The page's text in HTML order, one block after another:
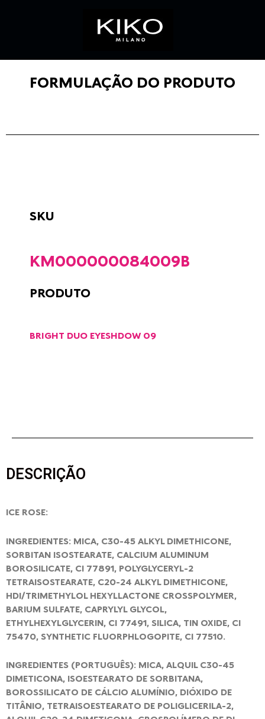
FORMULAÇÃO DO PRODUTO
SKU
KM000000084009B
PRODUTO
BRIGHT DUO EYESHDOW 09
DESCRIÇÃO
ICE ROSE:
INGREDIENTES: MICA, C30-45 ALKYL DIMETHICONE,
SORBITAN ISOSTEARATE, CALCIUM ALUMINUM
BOROSILICATE, CI 77891, POLYGLYCERYL-2
TETRAISOSTEARATE, C20-24 ALKYL DIMETHICONE,
HDI/TRIMETHYLOL HEXYLLACTONE CROSSPOLYMER,
BARIUM SULFATE, CAPRYLYL GLYCOL,
ETHYLHEXYLGLYCERIN, CI 77491, SILICA, TIN OXIDE, CI
75470, SYNTHETIC FLUORPHLOGOPITE, CI 77510.
INGREDIENTES (PORTUGUÊS): MICA, ALQUIL C30-45
DIMETICONA, ISOESTEARATO DE SORBITANA,
BOROSSILICATO DE CÁLCIO ALUMÍNIO, DIÓXIDO DE
TITÂNIO, TETRAISOESTEARATO DE POLIGLICERILA-2,